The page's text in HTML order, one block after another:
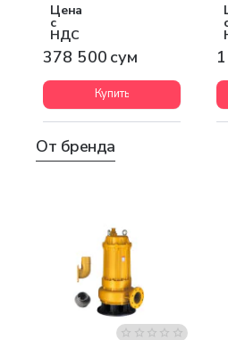
Цена
с
НДС
378 500 сум
Купить
От бренда